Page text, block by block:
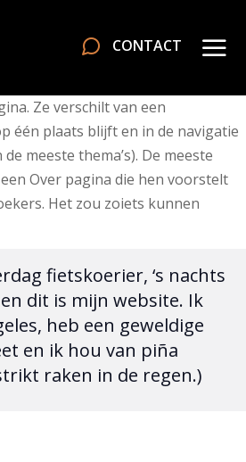
CONTACT
Ze verschilt van een
één plaats blijft en in de navigatie
meeste thema’s). De meeste
Over pagina die hen voorstelt
Het zou zoiets kunnen
fietskoerier, ‘s nachts
dit is mijn website. Ik
heb een geweldige
en ik hou van piña
raken in de regen.)